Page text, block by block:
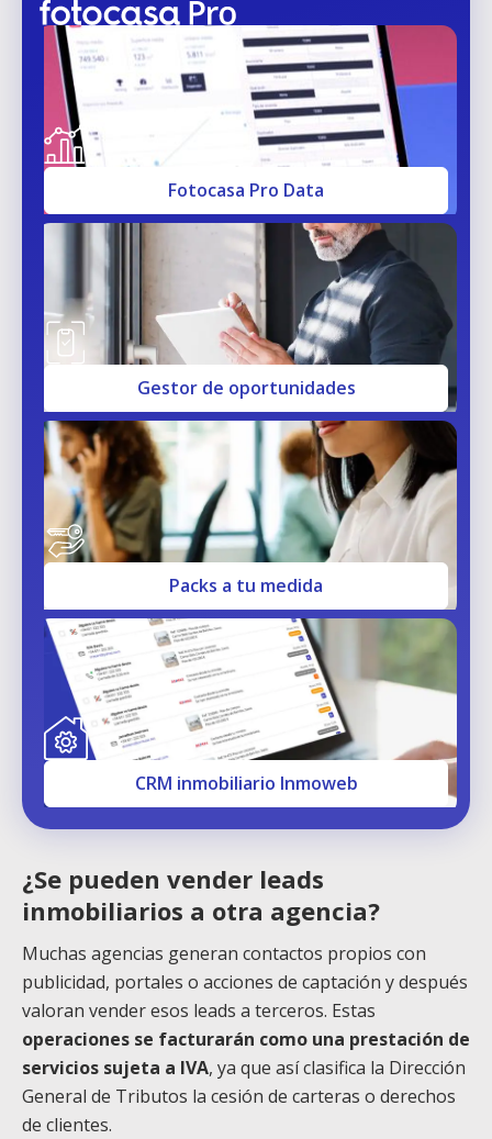
Fotocasa Pro Data
Gestor de oportunidades
Packs a tu medida
CRM inmobiliario Inmoweb
¿Se pueden vender leads
inmobiliarios a otra agencia?
Muchas agencias generan contactos propios con
publicidad, portales o acciones de captación y después
valoran vender esos leads a terceros. Estas
operaciones se facturarán como una prestación de
servicios sujeta a IVA, ya que así clasifica la Dirección
General de Tributos la cesión de carteras o derechos
de clientes.